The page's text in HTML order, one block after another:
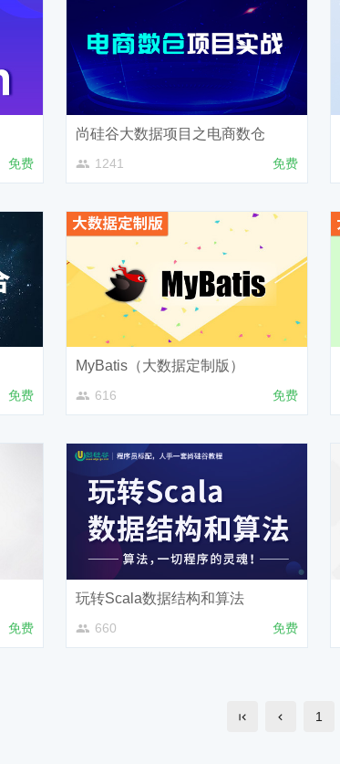
免费
尚硅谷大数据项目之电商数仓
1241 免费
免费
MyBatis（大数据定制版）
616 免费
免费
玩转Scala数据结构和算法
660 免费
1